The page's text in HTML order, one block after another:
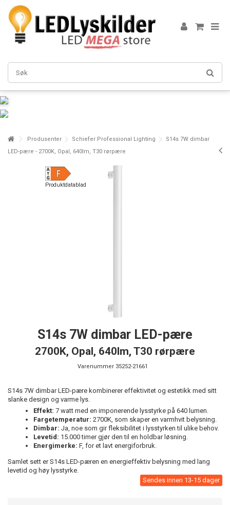
Produsenter Schiefer Professional Lighting
S14s 7W dimbar
LED-pære - 2700K, Opal, 640lm, T30 rørpære
Produktdatablad
S14s 7W dimbar LED-pære
2700K, Opal, 640lm, T30 rørpære
Varenummer 35252-21661
S14s 7W dimbar LED-pære kombinerer effektivitet og estetikk med sitt
slanke design og varme lys.
Effekt: 7 watt med en imponerende lysstyrke på 640 lumen.
Fargetemperatur: 2700K, som skaper en varmhvit belysning.
Dimbar: Ja, noe som gir fleksibilitet i lysstyrken til ulike behov.
Levetid: 15.000 timer gjør den til en holdbar løsning.
Energimerke: F, for et lavt energiforbruk.
Samlet sett er S14s LED-pæren en energieffektiv belysning med lang
levetid og høy lysstyrke.
Sendes innen 13-15 dager